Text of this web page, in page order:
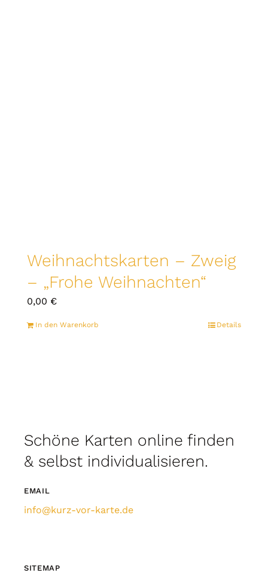
Weihnachtskarten – Zweig
– „Frohe Weihnachten“
0,00 €
In den Warenkorb Details
Schöne Karten online finden
& selbst individualisieren.
EMAIL
info@kurz-vor-karte.de
SITEMAP